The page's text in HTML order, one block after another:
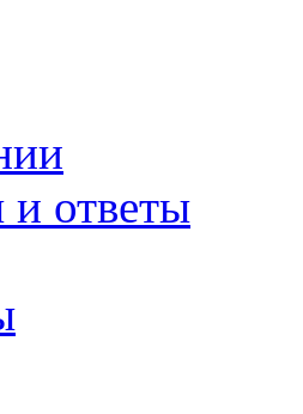
ответы